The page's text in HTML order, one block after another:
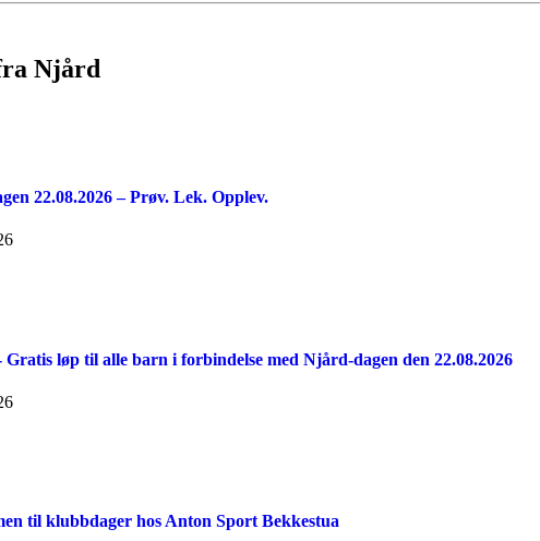
Njård
22.08.2026 – Prøv. Lek. Opplev.
løp til alle barn i forbindelse med Njård-dagen den 22.08.2026
til klubbdager hos Anton Sport Bekkestua